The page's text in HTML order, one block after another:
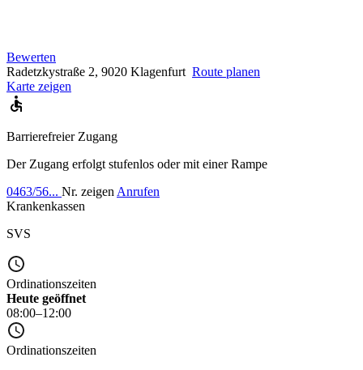
Bewerten
Radetzkystraße 2, 9020 Klagenfurt Route planen
Karte zeigen
Barrierefreier Zugang
Der Zugang erfolgt stufenlos oder mit einer Rampe
0463/56... Nr. zeigen Anrufen
Krankenkassen
SVS
Ordinationszeiten
Heute geöffnet
08:00–12:00
Ordinationszeiten